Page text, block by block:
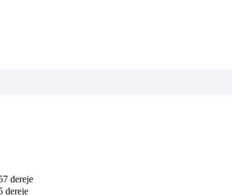
dereje
dereje